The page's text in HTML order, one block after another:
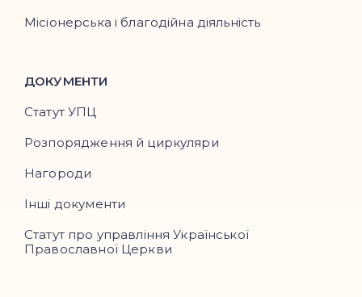
Місіонерська і благодійна діяльність
ДОКУМЕНТИ
Статут УПЦ
Розпорядження й циркуляри
Нагороди
Інші документи
Статут про управління Української
Православної Церкви